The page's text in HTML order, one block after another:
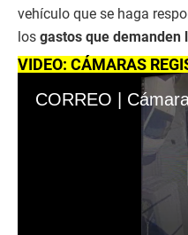
vehículo que se haga
los gastos que demanden
VIDEO: CÁMARAS